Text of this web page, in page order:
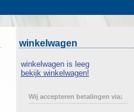
winkelwagen
winkelwagen is leeg
bekijk winkelwagen!
Wij accepteren betalingen via: